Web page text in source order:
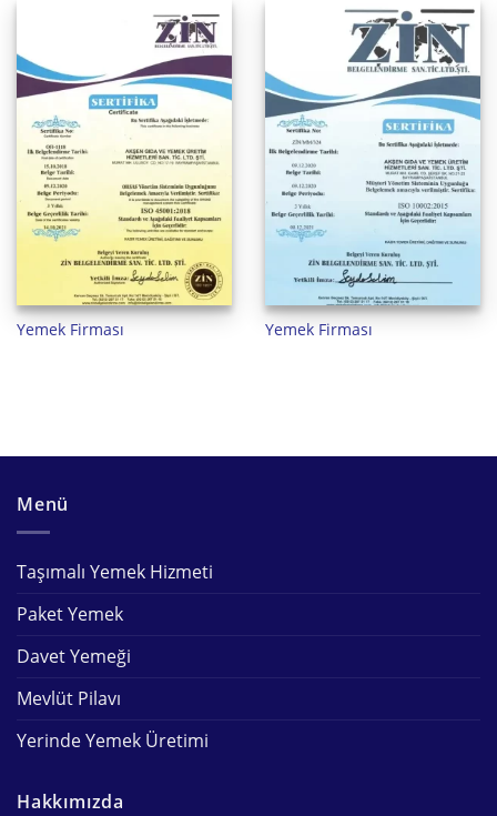
Yemek Firması Yemek Firması
Menü
Taşımalı Yemek Hizmeti
Paket Yemek
Davet Yemeği
Mevlüt Pilavı
Yerinde Yemek Üretimi
Hakkımızda